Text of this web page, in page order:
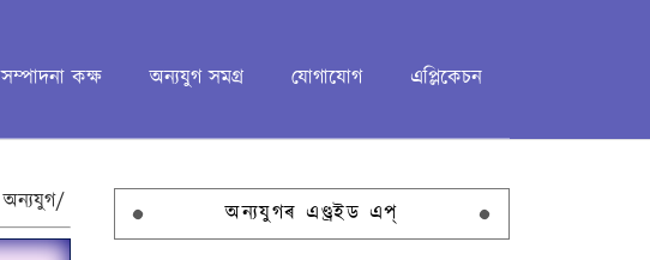
সম্পাদনা কক্ষ অন্যযুগ সমগ্ৰ যোগাযোগ এপ্লিকেচন
অন্যযুগ/ অন্যযুগৰ এণ্ড্ৰইড এপ্